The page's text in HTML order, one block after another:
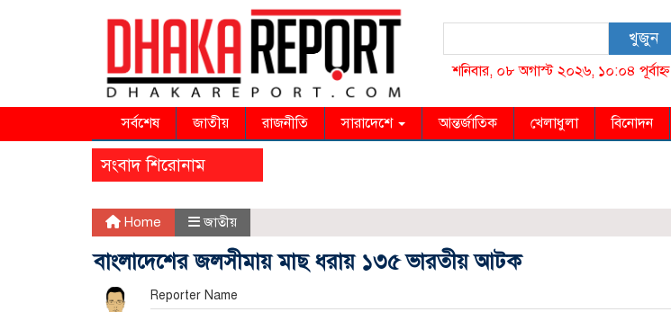
খুজুন
শনিবার, ০৮ অগাস্ট ২০২৬, ১০:০৪ পূর্বাহ্ন
সর্বশেষ জাতীয় রাজনীতি সারাদেশে আন্তর্জাতিক খেলাধুলা বিনোদন
সংবাদ শিরোনাম
Home জাতীয়
বাংলাদেশের জলসীমায় মাছ ধরায় ১৩৫ ভারতীয় আটক
Reporter Name